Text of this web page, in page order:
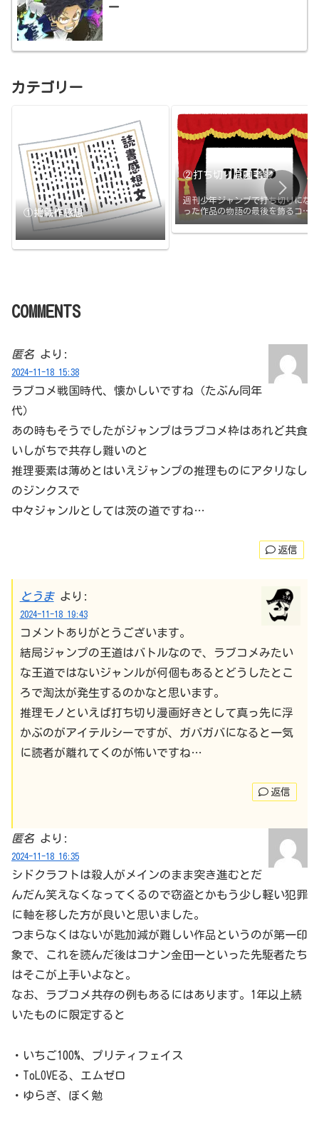
ー
カテゴリー
①掲載作感想
②打ち切り原因考察
週刊少年ジャンプで打ち切りにな
った作品の物語の最後を飾るコマ
打ち切られたその日に更新
COMMENTS
匿名 より:
2024-11-18 15:38
ラブコメ戦国時代、懐かしいですね（たぶん同年
代）
あの時もそうでしたがジャンプはラブコメ枠はあれど共食
いしがちで共存し難いのと
推理要素は薄めとはいえジャンプの推理ものにアタリなし
のジンクスで
中々ジャンルとしては茨の道ですね…
返信
とうま より:
2024-11-18 19:43
コメントありがとうございます。
結局ジャンプの王道はバトルなので、ラブコメみたい
な王道ではないジャンルが何個もあるとどうしたとこ
ろで淘汰が発生するのかなと思います。
推理モノといえば打ち切り漫画好きとして真っ先に浮
かぶのがアイテルシーですが、ガバガバになると一気
に読者が離れてくのが怖いですね…
返信
匿名 より:
2024-11-18 16:35
シドクラフトは殺人がメインのまま突き進むとだ
んだん笑えなくなってくるので窃盗とかもう少し軽い犯罪
に軸を移した方が良いと思いました。
つまらなくはないが匙加減が難しい作品というのが第一印
象で、これを読んだ後はコナン金田一といった先駆者たち
はそこが上手いよなと。
なお、ラブコメ共存の例もあるにはあります。1年以上続
いたものに限定すると
・いちご100%、プリティフェイス
・ToLOVEる、エムゼロ
・ゆらぎ、ぼく勉